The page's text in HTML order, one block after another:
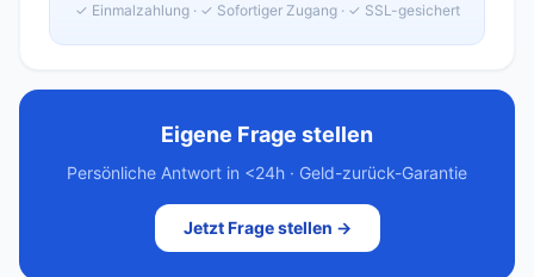
✓ Einmalzahlung · ✓ Sofortiger Zugang · ✓ SSL-gesichert
Eigene Frage stellen
Persönliche Antwort in <24h · Geld-zurück-Garantie
Jetzt Frage stellen →